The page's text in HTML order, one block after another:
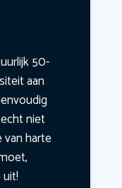
50-
aan
niet
van harte